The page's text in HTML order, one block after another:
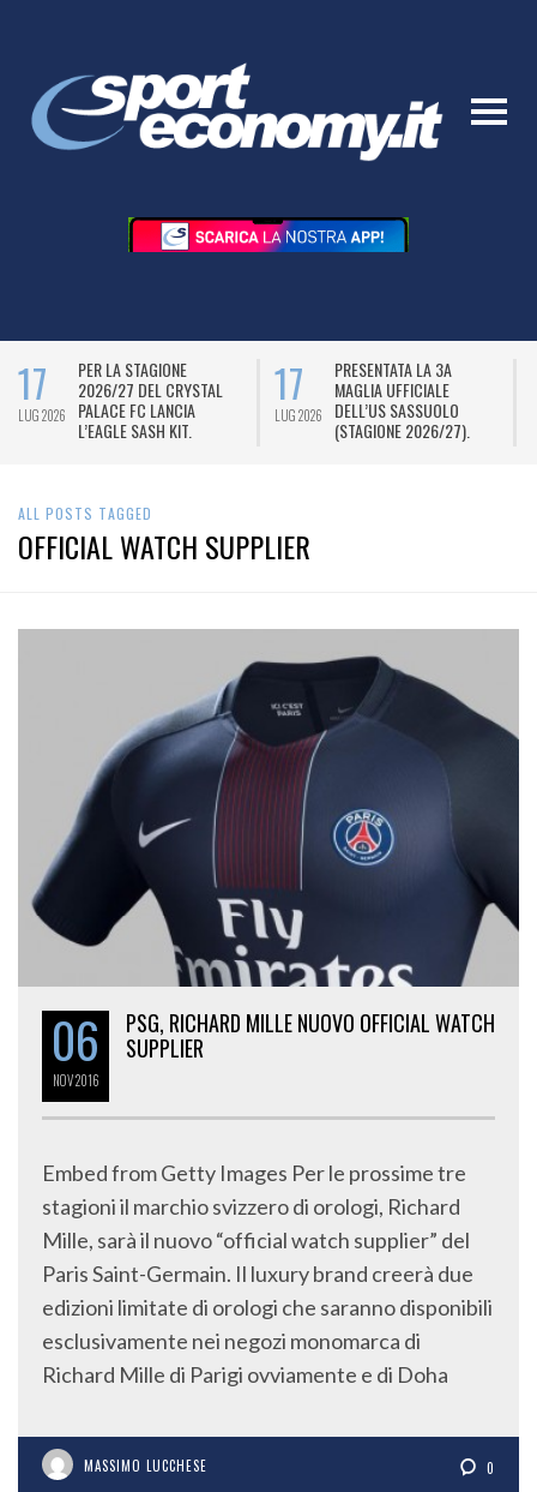
17
LUG 2026
PER LA STAGIONE
2026/27 DEL CRYSTAL
PALACE FC LANCIA
L’EAGLE SASH KIT.
17
LUG 2026
PRESENTATA LA 3A
MAGLIA UFFICIALE
DELL’US SASSUOLO
(STAGIONE 2026/27).
ALL POSTS TAGGED
OFFICIAL WATCH SUPPLIER
06
NOV2016
PSG, RICHARD MILLE NUOVO OFFICIAL WATCH
SUPPLIER
Embed from Getty Images Per le prossime tre
stagioni il marchio svizzero di orologi, Richard
Mille, sarà il nuovo “official watch supplier” del
Paris Saint-Germain. Il luxury brand creerà due
edizioni limitate di orologi che saranno disponibili
esclusivamente nei negozi monomarca di
Richard Mille di Parigi ovviamente e di Doha
MASSIMO LUCCHESE 0